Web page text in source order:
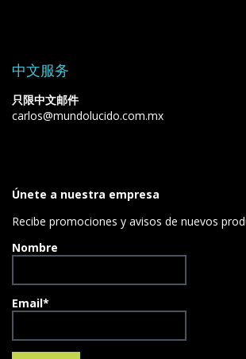
中文服务
只限中文邮件
carlos@mundolucido.com.mx
Únete a nuestra empresa
Recibe promociones y avisos de nuevos
Nombre
Email*